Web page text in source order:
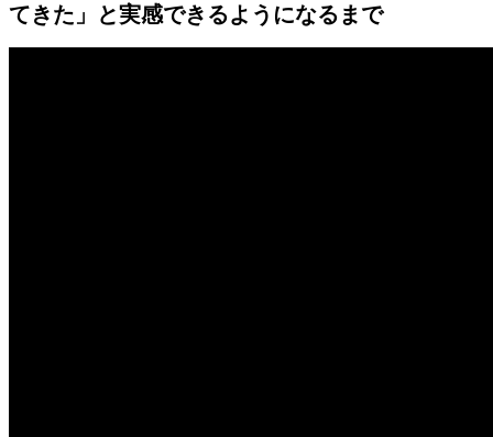
てきた」と実感できるようになるまで